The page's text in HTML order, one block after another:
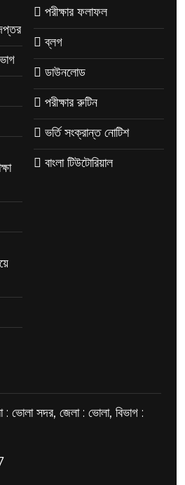
পরীক্ষার ফলাফল
ব্লগ
ডাউনলোড
পরীক্ষার রুটিন
ভর্তি সংক্রান্ত নোটিশ
বাংলা টিউটোরিয়াল
ভোলা সদর, জেলা : ভোলা, বিভাগ :